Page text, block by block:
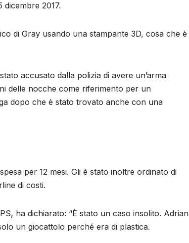
2017.
di Gray usando una stampante 3D, cosa che è
accusato dalla polizia di avere un’arma
delle nocche come riferimento per un
dopo che è stato trovato anche con una
per 12 mesi. Gli è stato inoltre ordinato di
di costi.
ha dichiarato: “È stato un caso insolito. Adrian
un giocattolo perché era di plastica.